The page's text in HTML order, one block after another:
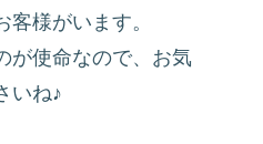
様がいます。
が使命なので、お気
いね♪